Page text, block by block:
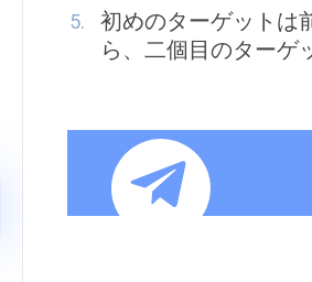
初めのターゲットは
ら、二個目のターゲ